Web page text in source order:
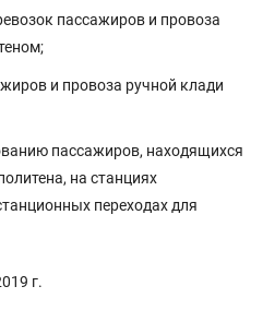
пассажиров и провоза
и провоза ручной клади
пассажиров, находящихся
на станциях
переходах для
г.